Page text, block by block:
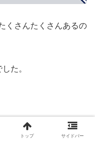
くさんたくさんあるの
た。
と書いているからだ
トップ サイドバー